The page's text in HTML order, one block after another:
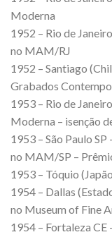
Moderna
1952 – Rio de
no MAM/RJ
1952 – Santiago
Grabados
1953 – Rio de
Moderna – isenção
1953 – São Paulo
no MAM/SP –
1953 – Tóquio
1954 – Dallas
no Museum of Fine
1954 – Fortaleza CE